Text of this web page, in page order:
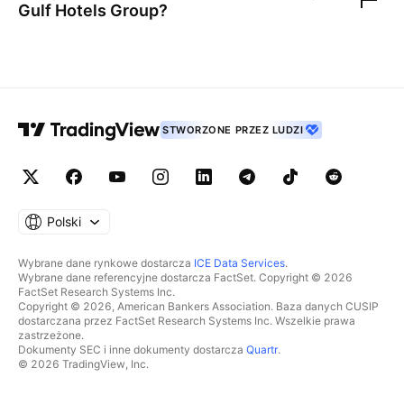
Gulf Hotels Group?
STWORZONE PRZEZ LUDZI
Polski
Wybrane dane rynkowe dostarcza ICE Data Services.
Wybrane dane referencyjne dostarcza FactSet. Copyright © 2026
FactSet Research Systems Inc.
Copyright © 2026, American Bankers Association. Baza danych CUSIP
dostarczana przez FactSet Research Systems Inc. Wszelkie prawa
zastrzeżone.
Dokumenty SEC i inne dokumenty dostarcza Quartr.
© 2026 TradingView, Inc.